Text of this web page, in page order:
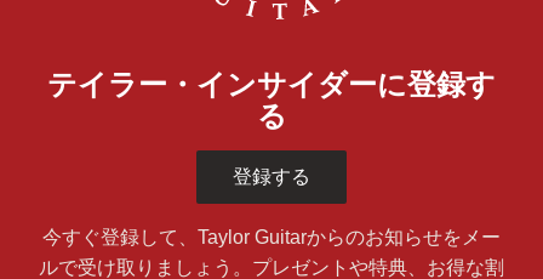
テイラー・インサイダーに登録す
る
登録する
今すぐ登録して、Taylor Guitarからのお知らせをメー
ルで受け取りましょう。プレゼントや特典、お得な割